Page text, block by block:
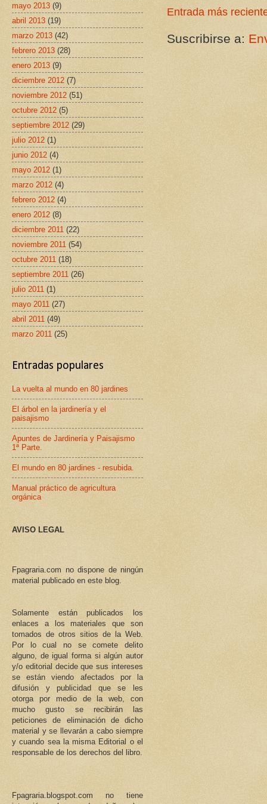
Entrada más
Suscribirse a:
mayo 2013 (9)
abril 2013 (19)
marzo 2013 (42)
febrero 2013 (28)
enero 2013 (9)
diciembre 2012 (7)
noviembre 2012 (51)
octubre 2012 (5)
septiembre 2012 (29)
julio 2012 (1)
junio 2012 (4)
mayo 2012 (1)
marzo 2012 (4)
febrero 2012 (4)
enero 2012 (8)
diciembre 2011 (22)
noviembre 2011 (54)
octubre 2011 (18)
septiembre 2011 (26)
julio 2011 (1)
mayo 2011 (27)
abril 2011 (49)
marzo 2011 (25)
Entradas populares
La vuelta al mundo en 80 jardines
El árbol en la jardinería y el
paisajismo
Apuntes de Jardinería y Paisajismo
1ª Parte.
El mundo en 80 jardines - resubida.
Manual práctico de agricultura
orgánica
AVISO LEGAL
Fpagraria.com no dispone de ningún
material publicado en este blog.
Solamente están publicados los
enlaces a los materiales que son
tomados de otros sitios de la Web.
Por lo cual no se comete delito
alguno, de igual forma si algún autor
y/o editorial decide que sus intereses
se están viendo afectados por la
difusión y publicidad que se les
otorga por medio de la web, con
mucho gusto se recibirán las
peticiones de eliminación de dicho
material y se llevarán a cabo siempre
y cuando sea la misma Editorial o el
responsable de los derechos del libro.
Fpagraria.blogspot.com no tiene